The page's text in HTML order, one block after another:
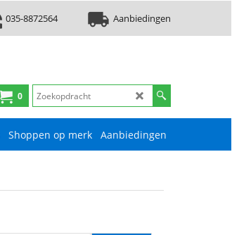
035-8872564 Aanbiedingen
0
Shoppen op merk Aanbiedingen